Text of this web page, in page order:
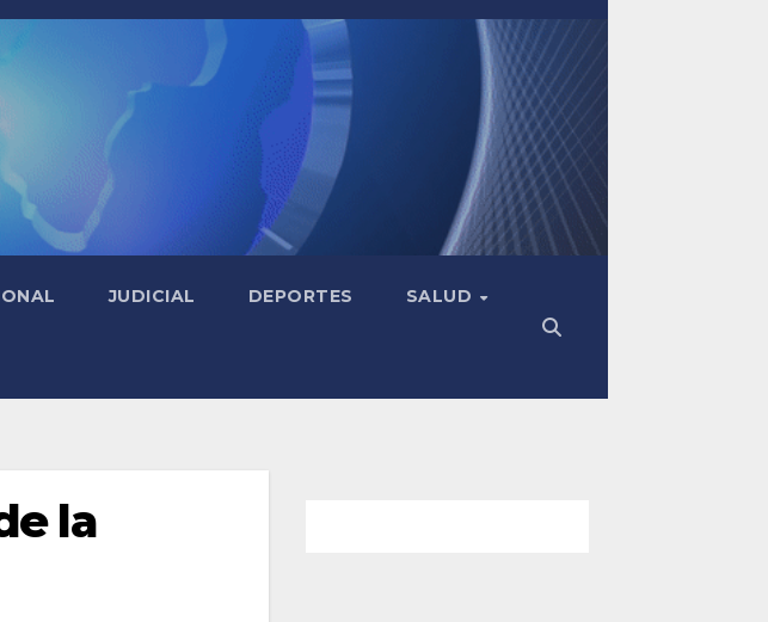
JUDICIAL DEPORTES SALUD
la